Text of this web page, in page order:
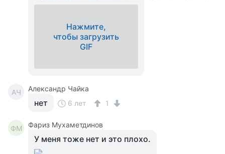
Нажмите,
чтобы загрузить
GIF
АЧ Александр Чайка
нет 6 лет 1
ФМ Фариз Мухаметдинов
У меня тоже нет и это плохо.